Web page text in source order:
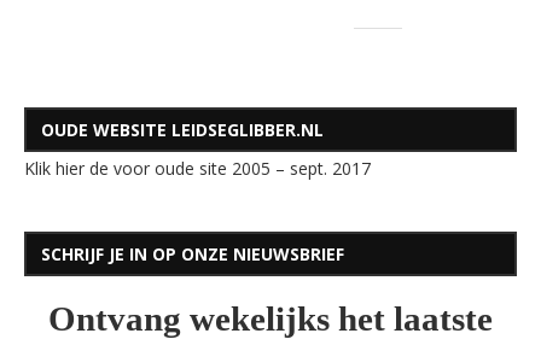
OUDE WEBSITE LEIDSEGLIBBER.NL
Klik hier de voor oude site 2005 – sept. 2017
SCHRIJF JE IN OP ONZE NIEUWSBRIEF
Ontvang wekelijks het laatste